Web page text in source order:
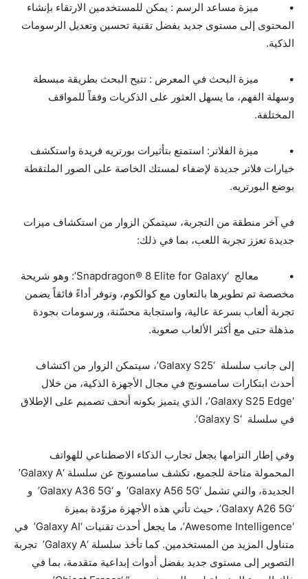
• ميزة مساعد الرسم : يمكن للمستخدمين الارتقاء بإنشاء
المحتوى إلى مستوى جديد بفضل تقنية تحسين وتعديل الرسومات
الذكية.
• ميزة البحث في المعرض : تتيح البحث بطريقة مبسطة
وسهلة الفهم، ما يسهل العثور على الذكريات وفقاً للمواقف
المختلفة.
• ميزة الفلاتر: استمتع بتأثيرات بورتريه فريدة واستكشف
خيارات فلاتر جديدة لإضفاء لمستك الخاصة على الصور الملتقطة
بوضع البورتريه.
في آخر منطقة من التجربة، سيتمكن الزوار من استكشاف ميزات
جديدة تعزز تجربة اللعب، بما في ذلك:
• معالج ‘Snapdragon® 8 Elite for Galaxy’: وهو شريحة
مخصصة تم تطويرها بالتعاون مع كوالكوم، وتوفر أداءً فائقاً يضمن
تجربة ألعاب بسرعة عالية، واستجابة محسّنة، ورسومات بجودة
مذهلة حتى مع أكثر الألعاب صعوبة.
إلى جانب سلسلة ‘Galaxy S25’، سيتمكن الزوار من اكتشاف
أحدث ابتكارات سامسونج في مجال الأجهزة الذكية، من خلال
‘Galaxy S25 Edge’، الذي يتميز بكونه أنحف تصميم على الإطلاق
في سلسلة ‘Galaxy S’.
وفي إطار التزامها بجعل تجارب الذكاء الاصطناعي للهواتف
المحمولة متاحة للجميع، تكشف سامسونج عن سلسلة ‘Galaxy A’
الجديدة، والتي تشمل ‘Galaxy A56 5G’ و ‘Galaxy A36 5G’ و
‘Galaxy A26 5G’، حيث تأتي هذه الأجهزة مزوّدة بميزة
‘Awesome Intelligence’، ما يجعل أحدث تقنيات ‘Galaxy AI’ في
متناول المزيد من المستخدمين. كما تأخذ سلسلة ‘Galaxy A’ تجربة
التصوير إلى مستوى جديد بفضل أدوات إبداعية متقدمة، بما في